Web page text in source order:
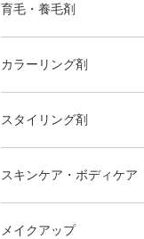
育毛・養毛剤
カラーリング剤
スタイリング剤
スキンケア・ボディケア
メイクアップ